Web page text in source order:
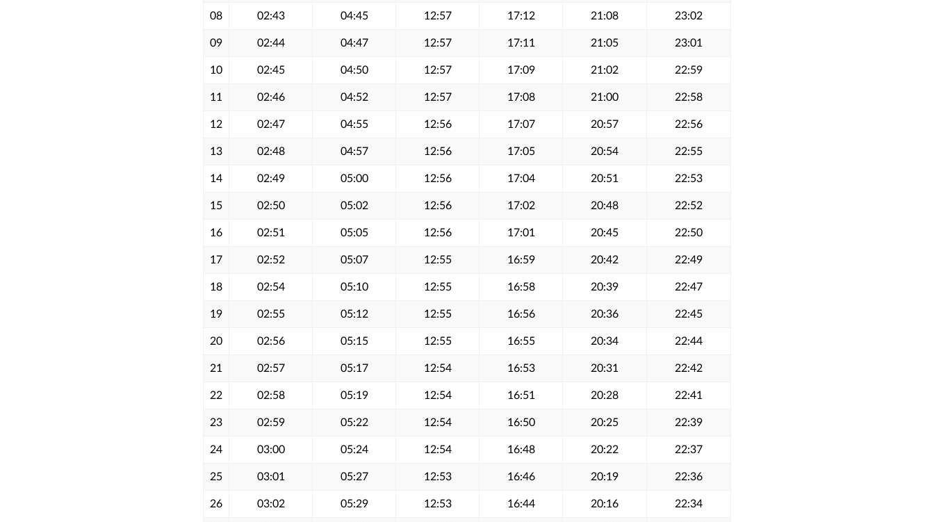
08 02:43 04:45 12:57 17:12 21:08 23:02
09 02:44 04:47 12:57 17:11 21:05 23:01
10 02:45 04:50 12:57 17:09 21:02 22:59
11 02:46 04:52 12:57 17:08 21:00 22:58
12 02:47 04:55 12:56 17:07 20:57 22:56
13 02:48 04:57 12:56 17:05 20:54 22:55
14 02:49 05:00 12:56 17:04 20:51 22:53
15 02:50 05:02 12:56 17:02 20:48 22:52
16 02:51 05:05 12:56 17:01 20:45 22:50
17 02:52 05:07 12:55 16:59 20:42 22:49
18 02:54 05:10 12:55 16:58 20:39 22:47
19 02:55 05:12 12:55 16:56 20:36 22:45
20 02:56 05:15 12:55 16:55 20:34 22:44
21 02:57 05:17 12:54 16:53 20:31 22:42
22 02:58 05:19 12:54 16:51 20:28 22:41
23 02:59 05:22 12:54 16:50 20:25 22:39
24 03:00 05:24 12:54 16:48 20:22 22:37
25 03:01 05:27 12:53 16:46 20:19 22:36
26 03:02 05:29 12:53 16:44 20:16 22:34